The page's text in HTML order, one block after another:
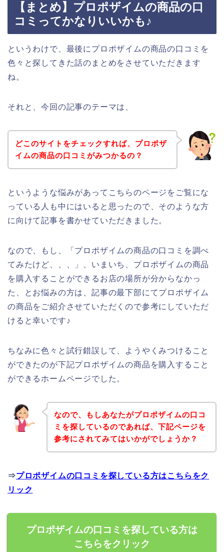
【まとめ】プロポザイムの商品の口
コミってかなりいいかも♪
というわけで、最後にプロポザイムの商品の口コミを
色々と探してきた話のまとめをさせていただきます
ね。
それと、今回の記事のテーマは、
どこのサイトをチェックすれば、プロポザ
イムの商品の口コミがみつかるの？
というような悩みがあってこちらのページをご覧にな
っている人も中にはいると思ったので、そのような方
に向けて記事を書かせていただきました。
なので、もし、「プロポザイムの商品の口コミを調べ
てみたけど、、、」、いまいち、プロポザイムの商品
を購入することができるお店の場所が分からなかっ
た、とお悩みの方は、記事の最下部にてプロポザイム
の商品をご紹介させていただくので参考にしていただ
けると幸いです♪
ちなみに色々と試行錯誤して、ようやくみつけること
ができたのが下記プロポザイムの商品を購入すること
ができるホームページでした。
なので、もしあなたがプロポザイムの口コ
ミを探しているのであれば、下記ページを
参考にされてみてはいかがでしょうか？
⇒プロポザイムの口コミを探している方はこちらをク
リック
プロポザイムの口コミを探している方は
こちらをクリック